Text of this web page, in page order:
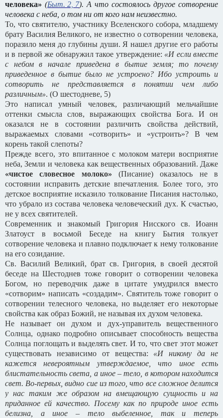
человека» (Быт. 2, 7). А что состоялось другое сотворение
человека с неба, о том ни от кого нам неизвестно.
То, что святителю, участнику Вселенского собора, младшему
брату Василия Великого, не известно о сотворении человека,
поразило меня до глубины души. Я нашел другие его работы
и в первой же обнаружил такое утверждение: «И если вместе
с небом в начале приведена в бытие земля; то почему
приведенное в бытие было не устроено? Ибо устроить и
сотворить не представляется в понятии чем либо
различным». (О шестодневе, 5)
Это написал умный человек, различающий мельчайшие
оттенки смысла слов, выражающих свойства Бога. И он
оказался не в состоянии различить свойства действий,
выражаемых словами «сотворить» и «устроить»? В чем
корень такой слепоты?
Прежде всего, это впитанное с молоком матери восприятие
неба, Земли и человека как вещественных образований. Даже
«чистое словесное молоко» (Писание) оказалось не в
состоянии исправить детские впечатления. Более того, это
детское восприятие исказило толкование Писания настолько,
что убрало из состава человека человеческий дух. К счастью,
не у всех святителей.
Современник и знакомый Григория Нисского св. Иоанн
Златоуст в восьмой Беседе на книгу Бытия толкует
сотворение человека и плавно подключает к нему толкование
на его созидание.
Св. Василий Великий, брат св. Григория, в своей десятой
беседе на Шестоднев тоже говорит о сотворении человека
Богом, но переводчик даже в цитате умудрился вместо
«сотворим» написать «создадим». Святитель тоже говорит о
сотворении телесного человека, но выделяет его некоторые
свойства как образ Божий, не называя их духом человека.
Не называет он духом и дух-управитель вещественного
Солнца, однако подробно описывает способность вещества
Солнца поглощать и выделять свет. И то, что свет этот может
существовать независимо от вещества: «И никому да не
кажется невероятным утверждаемое, что иное есть
блистательность света, а иное – тело, в котором находится
свет. Во-первых, видно сие из того, что все сложное делится
у нас таким же образом на вмещающую сущность и на
приданное ей качество. Посему как по природе иное есть
белизна, а иное – тело выбеленное, так и теперь